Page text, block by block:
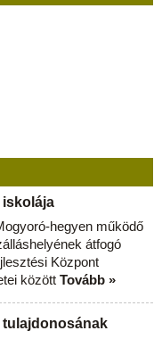
iskolája
hegyen működő
átfogó
Központ
között Tovább »
tulajdonosának